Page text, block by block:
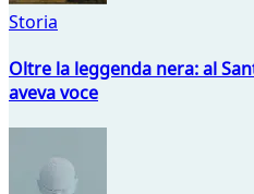
Storia
Oltre la leggenda nera: al
aveva voce